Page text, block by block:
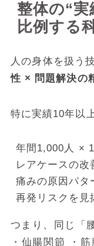
整体の“実
比例する
人の身体を扱う
性 × 問題解決の
特に実績10年以
年間1,000人 ×
レアケースの改
痛みの原因パタ
再発リスクを見
つまり、同じ「
・仙腸関節 ・